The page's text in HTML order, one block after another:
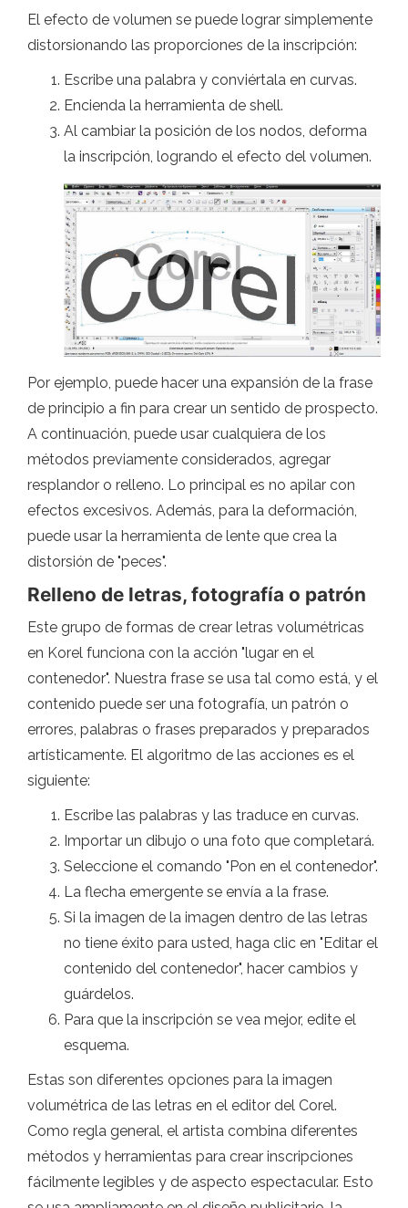
El efecto de volumen se puede lograr simplemente
distorsionando las proporciones de la inscripción:
Escribe una palabra y conviértala en curvas.
Encienda la herramienta de shell.
Al cambiar la posición de los nodos, deforma
la inscripción, logrando el efecto del volumen.
Por ejemplo, puede hacer una expansión de la frase
de principio a fin para crear un sentido de prospecto.
A continuación, puede usar cualquiera de los
métodos previamente considerados, agregar
resplandor o relleno. Lo principal es no apilar con
efectos excesivos. Además, para la deformación,
puede usar la herramienta de lente que crea la
distorsión de "peces".
Relleno de letras, fotografía o patrón
Este grupo de formas de crear letras volumétricas
en Korel funciona con la acción "lugar en el
contenedor". Nuestra frase se usa tal como está, y el
contenido puede ser una fotografía, un patrón o
errores, palabras o frases preparados y preparados
artísticamente. El algoritmo de las acciones es el
siguiente:
Escribe las palabras y las traduce en curvas.
Importar un dibujo o una foto que completará.
Seleccione el comando "Pon en el contenedor".
La flecha emergente se envía a la frase.
Si la imagen de la imagen dentro de las letras
no tiene éxito para usted, haga clic en "Editar el
contenido del contenedor", hacer cambios y
guárdelos.
Para que la inscripción se vea mejor, edite el
esquema.
Estas son diferentes opciones para la imagen
volumétrica de las letras en el editor del Corel.
Como regla general, el artista combina diferentes
métodos y herramientas para crear inscripciones
fácilmente legibles y de aspecto espectacular. Esto